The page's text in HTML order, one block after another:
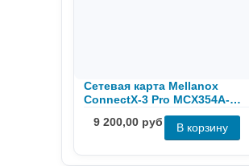
Сетевая карта Mellanox
ConnectX-3 Pro MCX354A-
9 200,00 руб